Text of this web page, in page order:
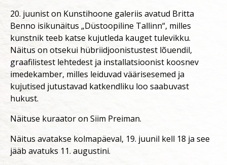
20. juunist on Kunstihoone galeriis avatud Britta
Benno isikunäitus „Düstoopiline Tallinn“, milles
kunstnik teeb katse kujutleda kauget tulevikku.
Näitus on otsekui hübriidjoonistustest lõuendil,
graafilistest lehtedest ja installatsioonist koosnev
imedekamber, milles leiduvad väärisesemed ja
kujutised jutustavad katkendliku loo saabuvast
hukust.
Näituse kuraator on Siim Preiman.
Näitus avatakse kolmapäeval, 19. juunil kell 18 ja see
jääb avatuks 11. augustini.